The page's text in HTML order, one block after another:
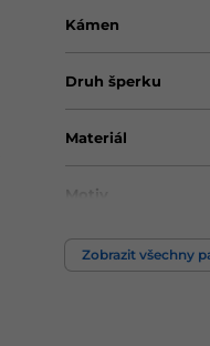
Kámen
Druh šperku
Materiál
Motiv
Zobrazit všechny